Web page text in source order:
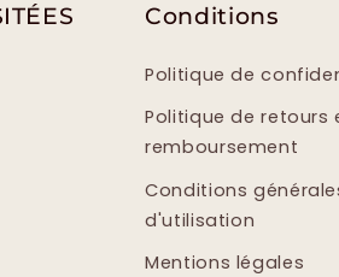
Conditions
Politique de
Politique de retours
remboursement
Conditions
d'utilisation
Mentions légales